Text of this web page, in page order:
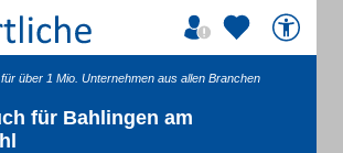
über 1 Mio. Unternehmen aus allen Branchen
für Bahlingen am